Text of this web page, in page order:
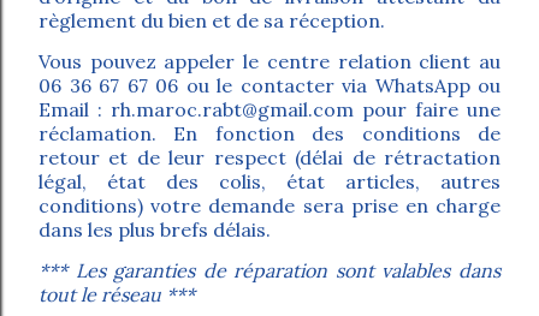
règlement du bien et de sa réception.
Vous pouvez appeler le centre relation client au
06 36 67 67 06 ou le contacter via WhatsApp ou
Email : rh.maroc.rabt@gmail.com pour faire une
réclamation. En fonction des conditions de
retour et de leur respect (délai de rétractation
légal, état des colis, état articles, autres
conditions) votre demande sera prise en charge
dans les plus brefs délais.
*** Les garanties de réparation sont valables dans
tout le réseau ***